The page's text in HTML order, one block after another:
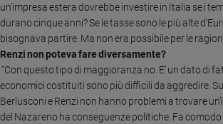
e
figli
Nonni
Coppia
Scuola
e
giovani
un’impresa estera dovrebbe investire in Italia se i
durano cinque anni? Se le tasse sono le più alte
bisognava partire. Ma non era possibile per le
Renzi non poteva fare diversamente?
“Con questo tipo di maggioranza no. E’ un dato di
economici costituiti sono più difficili da aggredire.
Berlusconi e Renzi non hanno problemi a trovare
del Nazareno ha conseguenze politiche. Fa comodo